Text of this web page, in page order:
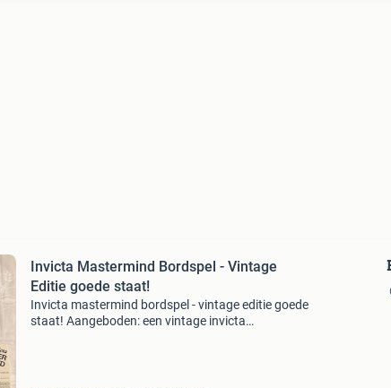
Invicta Mastermind Bordspel - Vintage
Editie goede staat!
Invicta mastermind bordspel - vintage editie goede
staat! Aangeboden: een vintage invicta